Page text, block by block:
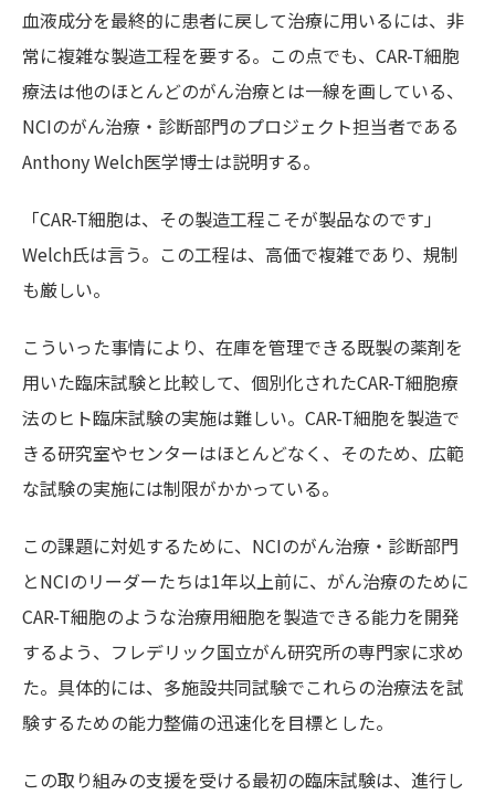
血液成分を最終的に患者に戻して治療に用いるには、非
常に複雑な製造工程を要する。この点でも、 CAR-T細胞
療法は他のほとんどのがん治療とは一線を画している、
NCIのがん治療・診断部門のプロジェクト担当者である
Anthony Welch医学博士は説明する。
「CAR-T細胞は、その製造工程こそが製品なのです」
Welch氏は言う。この工程は、高価で複雑であり、規制
も厳しい。
こういった事情により、在庫を管理できる既製の薬剤を
用いた臨床試験と比較して、個別化されたCAR-T細胞療
法のヒト臨床試験の実施は難しい。 CAR-T細胞を製造で
きる研究室やセンターはほとんどなく、そのため、広範
な試験の実施には制限がかかっている。
この課題に対処するために、NCIのがん治療・診断部門
とNCIのリーダーたちは1年以上前に、がん治療のために
CAR-T細胞のような治療用細胞を製造できる能力を開発
するよう、フレデリック国立がん研究所の専門家に求め
た。具体的には、多施設共同試験でこれらの治療法を試
験するための能力整備の迅速化を目標とした。
この取り組みの支援を受ける最初の臨床試験は、進行し